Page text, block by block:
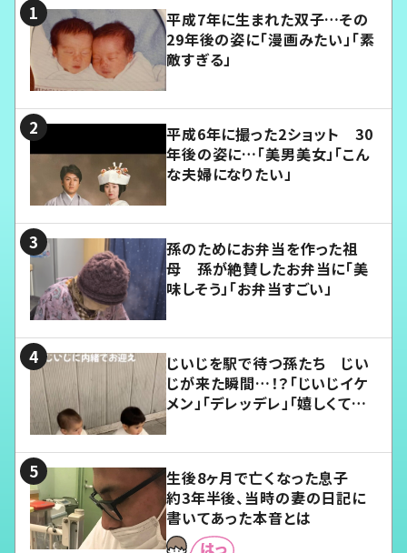
平成7年に生まれた双子…その
29年後の姿に「漫画みたい」「素
敵すぎる」
平成6年に撮った2ショット 30
年後の姿に…「美男美女」「こん
な夫婦になりたい」
孫のためにお弁当を作った祖
母 孫が絶賛したお弁当に「美
味しそう」「お弁当すごい」
じいじを駅で待つ孫たち じい
じが来た瞬間…！？「じいじイケ
メン」「デレッデレ」「嬉しくて可
生後8ヶ月で亡くなった息子
約3年半後、当時の妻の日記に
書いてあった本音とは